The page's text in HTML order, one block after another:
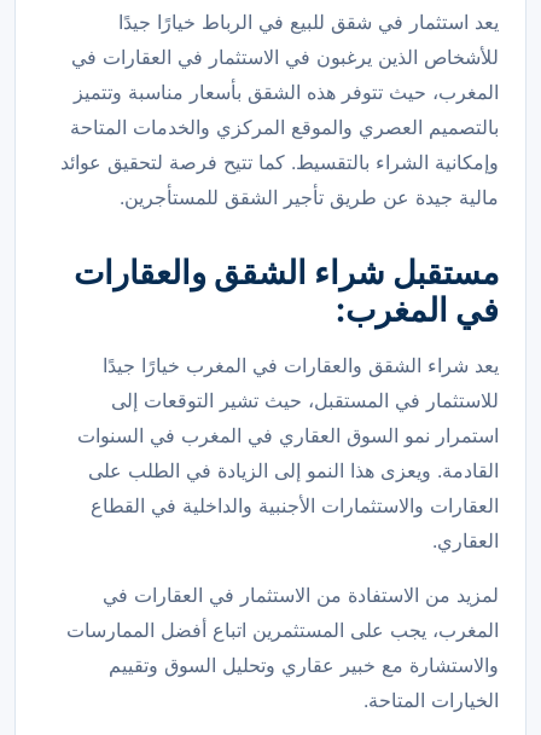
يعد استثمار في شقق للبيع في الرباط خيارًا جيدًا
للأشخاص الذين يرغبون في الاستثمار في العقارات في
المغرب، حيث تتوفر هذه الشقق بأسعار مناسبة وتتميز
بالتصميم العصري والموقع المركزي والخدمات المتاحة
وإمكانية الشراء بالتقسيط. كما تتيح فرصة لتحقيق عوائد
مالية جيدة عن طريق تأجير الشقق للمستأجرين.
مستقبل شراء الشقق والعقارات
في المغرب:
يعد شراء الشقق والعقارات في المغرب خيارًا جيدًا
للاستثمار في المستقبل، حيث تشير التوقعات إلى
استمرار نمو السوق العقاري في المغرب في السنوات
القادمة. ويعزى هذا النمو إلى الزيادة في الطلب على
العقارات والاستثمارات الأجنبية والداخلية في القطاع
العقاري.
لمزيد من الاستفادة من الاستثمار في العقارات في
المغرب، يجب على المستثمرين اتباع أفضل الممارسات
والاستشارة مع خبير عقاري وتحليل السوق وتقييم
الخيارات المتاحة.